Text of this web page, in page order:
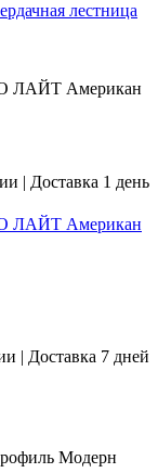
лестница
ЛАЙТ Американ
| Доставка 1 день
ЛАЙТ Американ
| Доставка 7 дней
Модерн